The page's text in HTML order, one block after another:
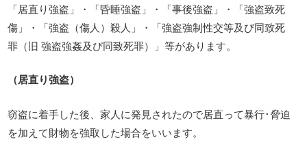
「居直り強盗」・「昏睡強盗」・「事後強盗」・「強盗致死
傷」・「強盗（傷人）殺人」・「強盗強制性交等及び同致死
罪（旧 強盗強姦及び同致死罪）」等があります。
（居直り強盗）
窃盗に着手した後、家人に発見されたので居直って暴行･脅迫
を加えて財物を強取した場合をいいます。